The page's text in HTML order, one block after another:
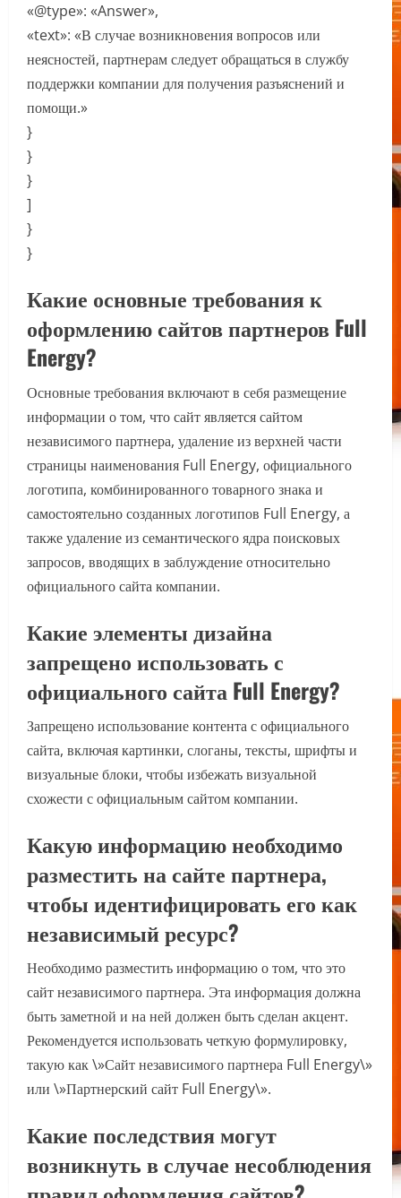
«@type»: «Answer»,
«text»: «В случае возникновения вопросов или
неясностей, партнерам следует обращаться в службу
поддержки компании для получения разъяснений и
помощи.»
}
}
}
]
}
}
Какие основные требования к
оформлению сайтов партнеров Full
Energy?
Основные требования включают в себя размещение
информации о том, что сайт является сайтом
независимого партнера, удаление из верхней части
страницы наименования Full Energy, официального
логотипа, комбинированного товарного знака и
самостоятельно созданных логотипов Full Energy, а
также удаление из семантического ядра поисковых
запросов, вводящих в заблуждение относительно
официального сайта компании.
Какие элементы дизайна
запрещено использовать с
официального сайта Full Energy?
Запрещено использование контента с официального
сайта, включая картинки, слоганы, тексты, шрифты и
визуальные блоки, чтобы избежать визуальной
схожести с официальным сайтом компании.
Какую информацию необходимо
разместить на сайте партнера,
чтобы идентифицировать его как
независимый ресурс?
Необходимо разместить информацию о том, что это
сайт независимого партнера. Эта информация должна
быть заметной и на ней должен быть сделан акцент.
Рекомендуется использовать четкую формулировку,
такую как \»Сайт независимого партнера Full Energy\»
или \»Партнерский сайт Full Energy\».
Какие последствия могут
возникнуть в случае несоблюдения